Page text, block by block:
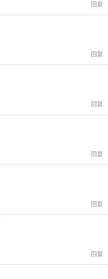
回复
回复
回复
回复
回复
回复